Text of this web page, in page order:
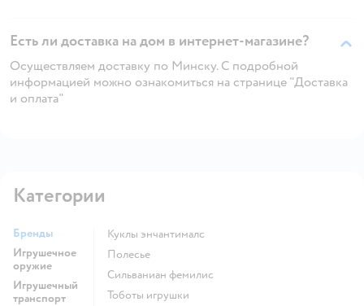
Есть ли доставка на дом в интернет-магазине?
Осуществляем доставку по Минску. С подробной
информацией можно ознакомиться на странице "Доставка
и оплата"
Категории
Бренды
Игрушечное
оружие
Игрушечный
транспорт
Куклы энчантималс
Полесье
Сильваниан фемилис
Тоботы игрушки